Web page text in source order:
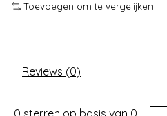
Toevoegen om te vergelijken
Reviews (0)